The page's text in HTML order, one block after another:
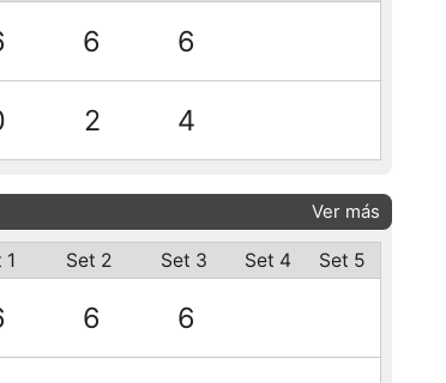
6 6
2 4
Ver más
1 Set 2 Set 3 Set 4 Set 5
6 6